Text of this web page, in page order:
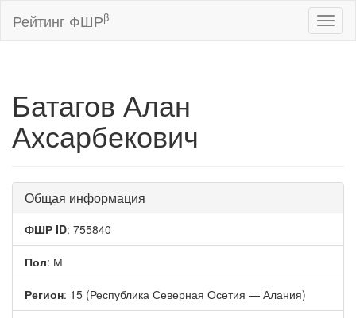
Рейтинг ФШРβ
Батагов Алан
Ахсарбекович
Общая информация
ФШР ID: 755840
Пол: М
Регион: 15 (Республика Северная Осетия — Алания)